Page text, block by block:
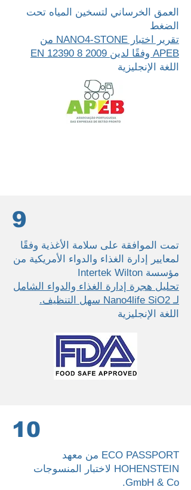
العمق الخرساني لتسخين المياه تحت
الضغط
تقرير اختبار NANO4-STONE من
APEB وفقًا لدين EN 12390 8 2009
اللغة الإنجليزية
9
تمت الموافقة على سلامة الأغذية وفقًا
لمعايير إدارة الغذاء والدواء الأمريكية من
مؤسسة Intertek Wilton
تحليل هجرة إدارة الغذاء والدواء الشامل
لـ Nano4life SiO2 سهل التنظيف.
اللغة الإنجليزية
10
ECO PASSPORT من معهد
HOHENSTEIN لاختبار المنسوجات
GmbH & Co.